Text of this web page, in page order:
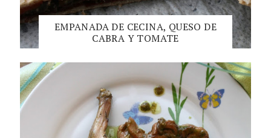
EMPANADA DE CECINA, QUESO DE
CABRA Y TOMATE